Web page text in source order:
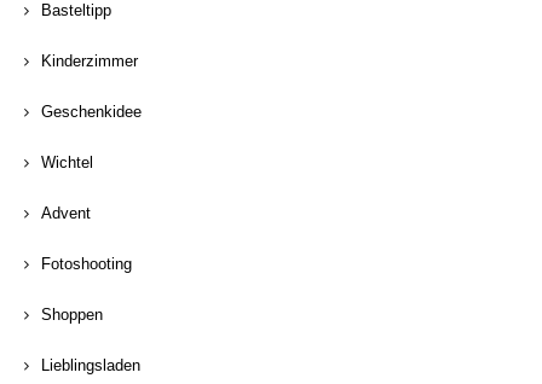
Basteltipp
Kinderzimmer
Geschenkidee
Wichtel
Advent
Fotoshooting
Shoppen
Lieblingsladen